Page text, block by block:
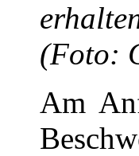
(Foto:
Am